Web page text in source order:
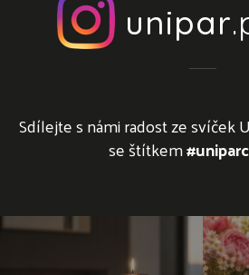
unipar
Sdílejte s námi radost ze svíček
se štítkem